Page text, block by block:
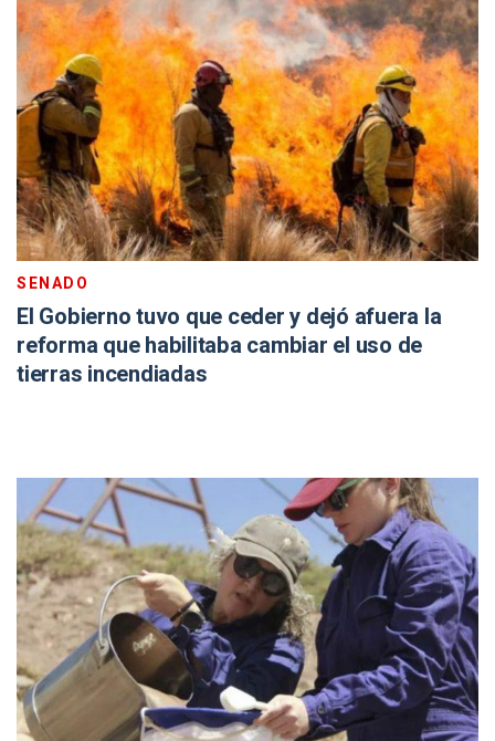
SENADO
El Gobierno tuvo que ceder y dejó afuera la
reforma que habilitaba cambiar el uso de
tierras incendiadas